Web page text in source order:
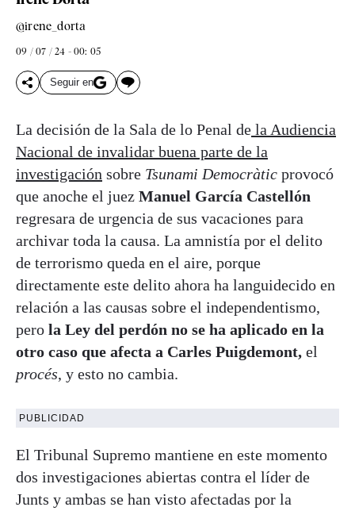
@irene_dorta
09 / 07 / 24 - 00: 05
Seguir en
La decisión de la Sala de lo Penal de la Audiencia
Nacional de invalidar buena parte de la
investigación sobre Tsunami Democràtic provocó
que anoche el juez Manuel García Castellón
regresara de urgencia de sus vacaciones para
archivar toda la causa. La amnistía por el delito
de terrorismo queda en el aire, porque
directamente este delito ahora ha languidecido en
relación a las causas sobre el independentismo,
pero la Ley del perdón no se ha aplicado en la
otro caso que afecta a Carles Puigdemont, el
procés, y esto no cambia.
PUBLICIDAD
El Tribunal Supremo mantiene en este momento
dos investigaciones abiertas contra el líder de
Junts y ambas se han visto afectadas por la